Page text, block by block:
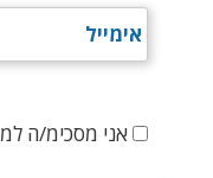
אני מסכימ/ה